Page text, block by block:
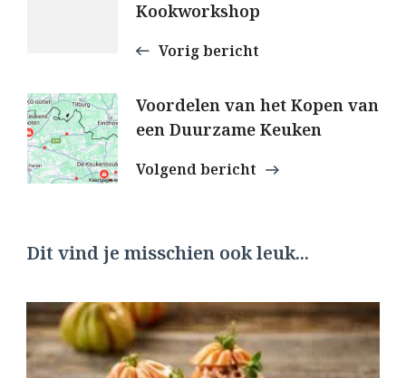
Kookworkshop
Vorig bericht
Voordelen van het Kopen van
een Duurzame Keuken
Volgend bericht
Dit vind je misschien ook leuk...